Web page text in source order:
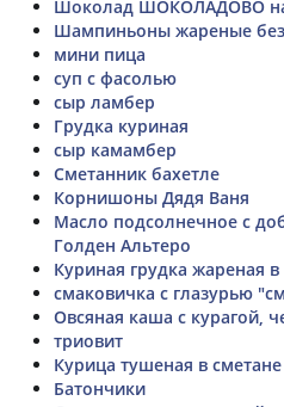
Шоколад ШОКОЛАДОВО
Шампиньоны жареные
мини пица
суп с фасолью
сыр ламбер
Грудка куриная
сыр камамбер
Сметанник бахетле
Корнишоны Дядя Ваня
Масло подсолнечное с
Голден Альтеро
Куриная грудка жареная
смаковичка с глазурью
Овсяная каша с курагой,
триовит
Курица тушеная в сметане
Батончики